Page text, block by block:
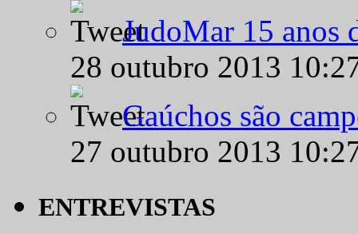
JudoMar 15 anos
28 outubro 2013
Gaúchos são
27 outubro 2013
ENTREVISTAS